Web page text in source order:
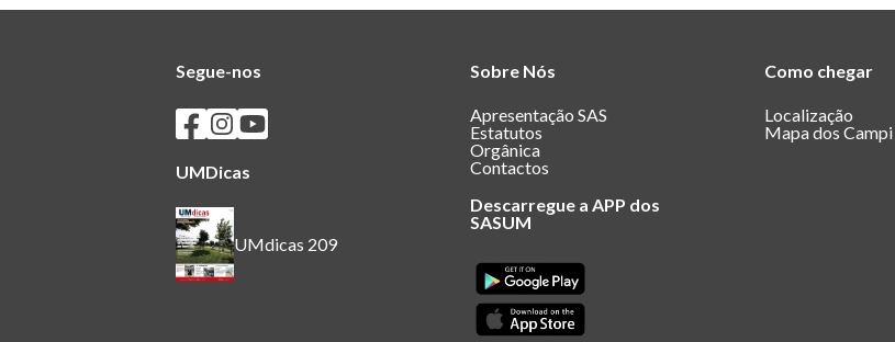
Segue-nos
Seguir os SASUM no Facebook
Seguir os SASUM no Instagram
Seguir os SASUM no Youtube
UMDicas
UMdicas 209
Sobre Nós
Apresentação SAS
Estatutos
Orgânica
Contactos
Descarregue a APP dos
SASUM
Como chegar
Localização
Mapa dos Campi